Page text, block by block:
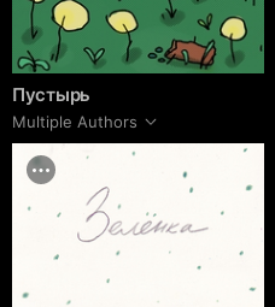
Пустырь
Multiple Authors